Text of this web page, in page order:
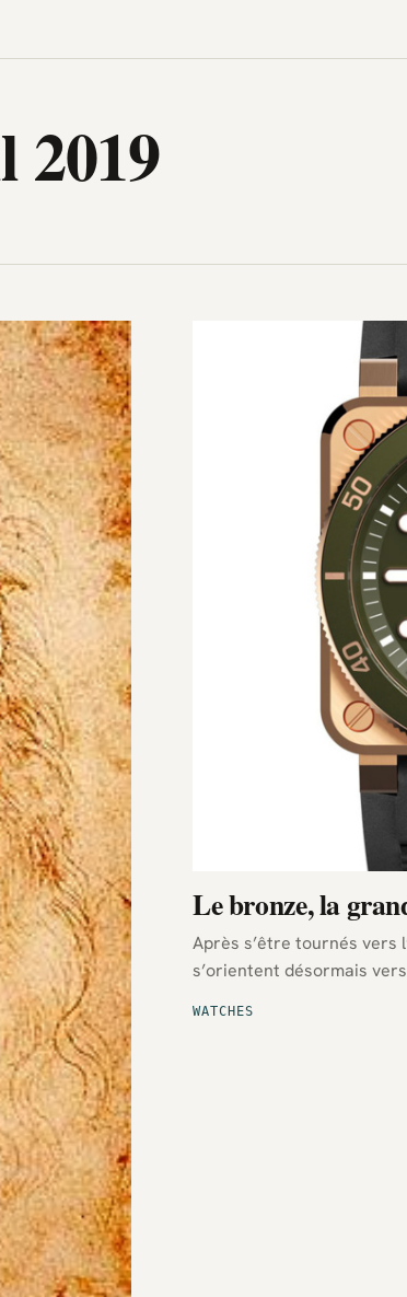
design, gadget,
2019
WATCHES
Le bronze, la
Après s’être tournés vers
s’orientent désormais